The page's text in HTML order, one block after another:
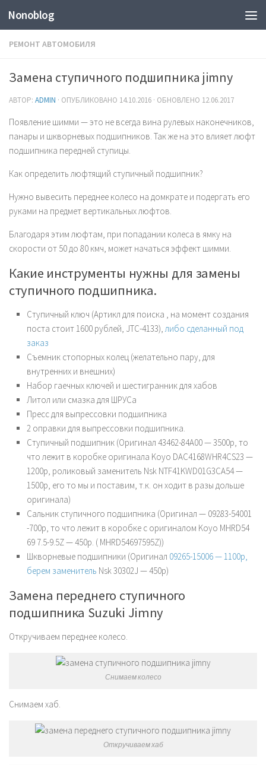
Nonoblog
РЕМОНТ АВТОМОБИЛЯ
Замена ступичного подшипника jimny
АВТОР: ADMIN · ОПУБЛИКОВАНО 14.10.2016 · ОБНОВЛЕНО 12.06.2017
Появление шимми — это не всегда вина рулевых наконечников,
панары и шкворневых подшипников. Так же на это влияет люфт
подшипника передней ступицы.
Как определить люфтящий ступичный подшипник?
Нужно вывесить переднее колесо на домкрате и подергать его
руками на предмет вертикальных люфтов.
Благодаря этим люфтам, при попадании колеса в ямку на
скорости от 50 до 80 кмч, может начаться эффект шимми.
Какие инструменты нужны для замены
ступичного подшипника.
Ступичный ключ (Артикл для поиска , на момент создания
поста стоит 1600 рублей, JTC-4133), либо сделанный под
заказ
Съемник стопорных колец (желательно пару, для
внутренних и внешних)
Набор гаечных ключей и шестигранник для хабов
Литол или смазка для ШРУСа
Пресс для выпрессовки подшипника
2 оправки для выпрессовки подшипника.
Ступичный подшипник (Оригинал 43462-84A00 — 3500р, то
что лежит в коробке оригинала Koyo DAC4168WHR4CS23 —
1200р, роликовый заменитель Nsk NTF41KWD01G3CA54 —
1500р, его то мы и поставим, т.к. он ходит в разы дольше
оригинала)
Сальник ступичного подшипника (Оригинал — 09283-54001
-700р, то что лежит в коробке с оригиналом Koyo MHRD54
69 7.5-9.5Z — 450р. ( MHRD54697595Z))
Шкворневые подшипники (Оригинал 09265-15006 — 1100р,
берем заменитель Nsk30302J — 450р)
Замена переднего ступичного
подшипника Suzuki Jimny
Откручиваем переднее колесо.
Снимаем колесо
Снимаем хаб.
Откручиваем хаб